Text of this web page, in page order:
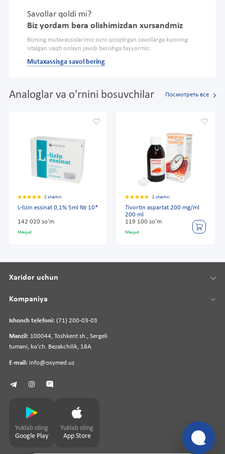
Savollar qoldi mi?
Biz yordam bera olishimizdan xursandmiz
Bizning mutaxassislarimiz sizni qiziqtirgan savollarga kunning
istalgan vaqti onlayn javob berishga tayyormiz.
Mutaxassisga savol bering
Analoglar va o'rnini bosuvchilar Посмотреть все
2 sharhni
L-lizin essinat 0,1% 5ml № 10*
142 020 so'm
Mavjud
2 sharhni
Tivortin aspartat 200 mg/ml
200 ml
119 100 so'm
Mavjud
Ishonch telefoni: (71) 200-03-03
Manzil: 100044, Toshkent sh., Sergeli
tumani, koʻch. Bezakchilik, 18A
E-mail: info@oxymed.uz
Xaridor uchun
Kompaniya
Yuklab oling
Google Play
Yuklab oling
App Store